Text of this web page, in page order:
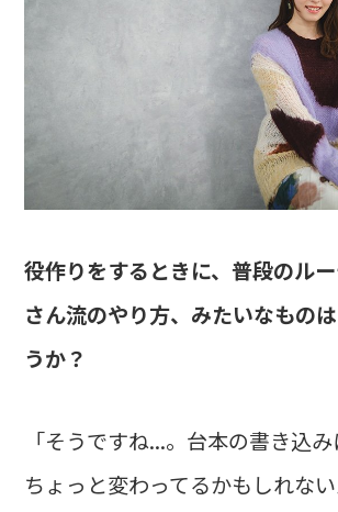
――役作りをするときに、普段のル
さん流のやり方、みたいなもの
うか？
「そうですね...。台本の書き込み
ちょっと変わってるかもしれない